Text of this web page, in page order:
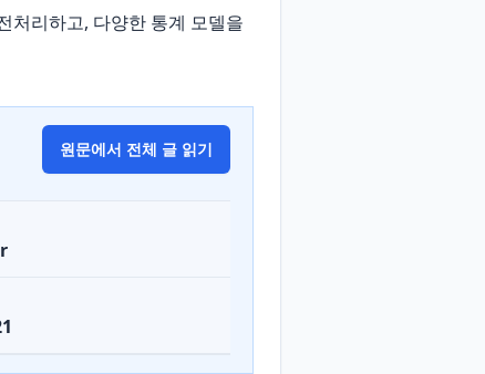
처리하고, 다양한 통계 모델을
원문에서 전체 글 읽기